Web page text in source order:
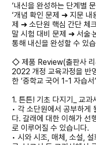
‘내신을 완성하는 단계별
‘개념 확인 문제 ➜ 지문
제 ➜ 소단원 핵심 간단 체
말 시험 대비 문제 ➜ 서술‧
통해 내신을 완성할 수 있
◇ 제품 Review(출판사
2022 개정 교육과정을 반
한 ‘중학교 국어 1-1 자습
1. 튼튼! 기초 다지기_ 교과
• 각 소단원에서 공부하게
다. 갈래에 대한 이해가 선
로 이루어질 수 있습니다.
• 시와 시조, 매체, 소설,